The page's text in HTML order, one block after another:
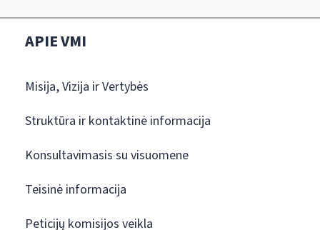
APIE VMI
Misija, Vizija ir Vertybės
Struktūra ir kontaktinė informacija
Konsultavimasis su visuomene
Teisinė informacija
Peticijų komisijos veikla